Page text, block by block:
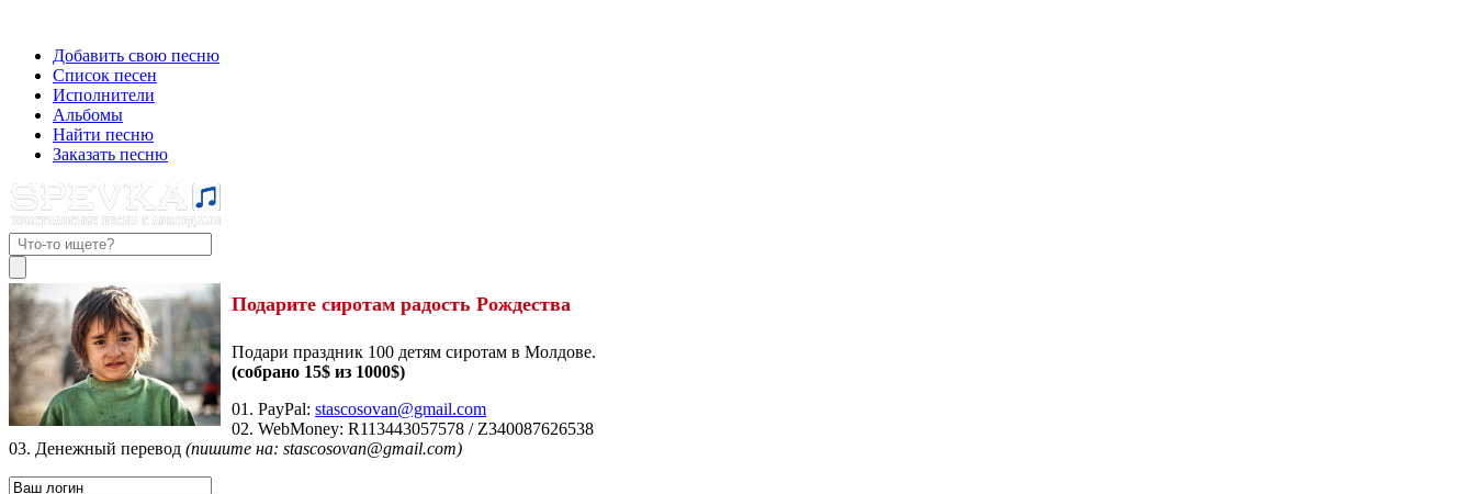
Добавить свою песню
Список песен
Исполнители
Альбомы
Найти песню
Заказать песню
Подарите сиротам радость Рождества
Подари праздник 100 детям сиротам в Молдове.
(собрано 15$ из 1000$)
01. PayPal:stascosovan@gmail.com
02. WebMoney:R113443057578 / Z340087626538
03. Денежный перевод (пишите на: stascosovan@gmail.com)